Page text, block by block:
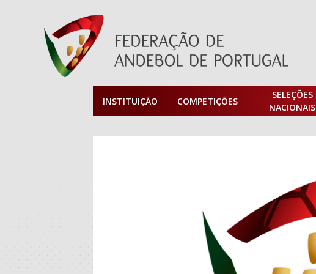
INSTITUIÇÃO COMPETIÇÕES
SELEÇÕES
NACIONAIS